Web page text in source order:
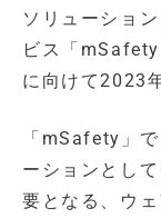
ソリューショ
ビス「
に向けて2023
「mSafety」
ーションとし
要となる、ウ